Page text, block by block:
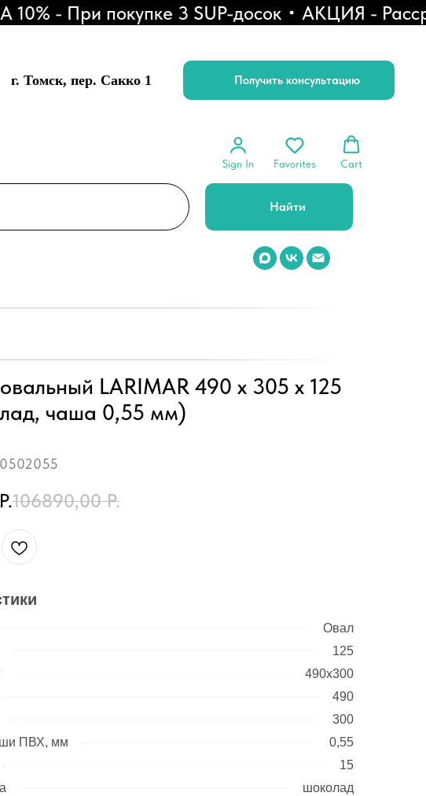
- При покупке 3 SUP-досок АКЦИЯ -
г. Томск, пер. Сакко 1 Получить консультацию
Sign In Favorites Cart
Найти
LARIMAR 490 х 305 х 125
чаша 0,55 мм)
Р.106890,00 Р.
Овал
125
490х300
490
300
ПВХ, мм
0,55
15
шоколад